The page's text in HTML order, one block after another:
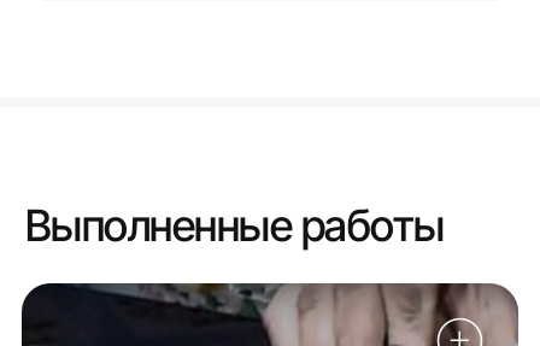
Выполненные работы